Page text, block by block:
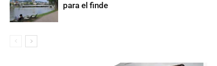
para el finde